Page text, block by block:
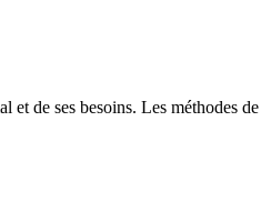
et de ses besoins. Les méthodes de